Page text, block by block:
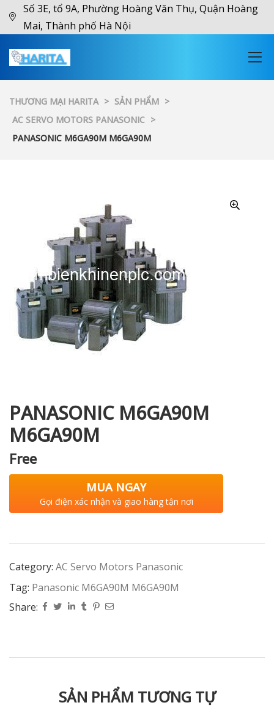
Số 3E, tổ 9A, Phường Hoàng Văn Thụ, Quận Hoàng
Mai, Thành phố Hà Nội
THƯƠNG MẠI HARITA > SẢN PHẨM >
AC SERVO MOTORS PANASONIC >
PANASONIC M6GA90M M6GA90M
PANASONIC M6GA90M
M6GA90M
Free
MUA NGAY
Gọi điện xác nhận và giao hàng tận nơi
Category: AC Servo Motors Panasonic
Tag: Panasonic M6GA90M M6GA90M
Share:
SẢN PHẨM TƯƠNG TỰ